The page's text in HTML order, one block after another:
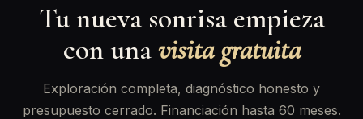
Tu nueva sonrisa empieza
con unavisita gratuita
Exploración completa, diagnóstico honesto y
presupuesto cerrado. Financiación hasta 60 meses.